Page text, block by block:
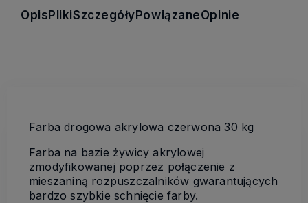
Opis PlikiSzczegóły PowiązaneOpinie
Farba drogowa akrylowa czerwona 30 kg
Farba na bazie żywicy akrylowej
zmodyfikowanej poprzez połączenie z
mieszaniną rozpuszczalników gwarantujących
bardzo szybkie schnięcie farby.